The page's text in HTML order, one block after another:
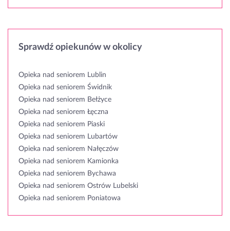
Sprawdź opiekunów w okolicy
Opieka nad seniorem Lublin
Opieka nad seniorem Świdnik
Opieka nad seniorem Bełżyce
Opieka nad seniorem Łęczna
Opieka nad seniorem Piaski
Opieka nad seniorem Lubartów
Opieka nad seniorem Nałęczów
Opieka nad seniorem Kamionka
Opieka nad seniorem Bychawa
Opieka nad seniorem Ostrów Lubelski
Opieka nad seniorem Poniatowa